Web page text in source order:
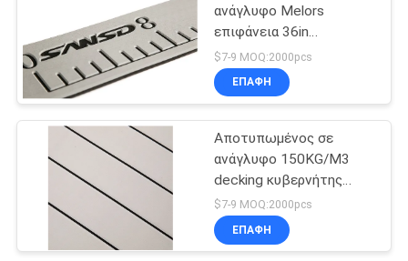
Κολυμπήστε τα
μαξιλάρια
πλατφορμών
ανάγλυφο Melors
επιφάνεια 36in
κυβερνήτης ψαριών της
EVA
$7-9 MOQ:2000pcs
ΕΠΑΦΉ
Αποτυπωμένος σε
ανάγλυφο 150KG/M3
decking κυβερνήτης
ψαριών αφρού cOem
λογότυπο
$7-9 MOQ:2000pcs
ΕΠΑΦΉ